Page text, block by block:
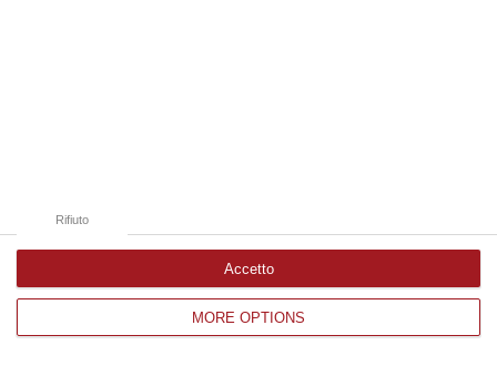
MORE OPTIONS
Rifiuto
Accetto
Corriere delle Calabria è una testata giornalistica di News&Com S.r.l